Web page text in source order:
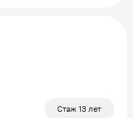
Стаж 13 лет